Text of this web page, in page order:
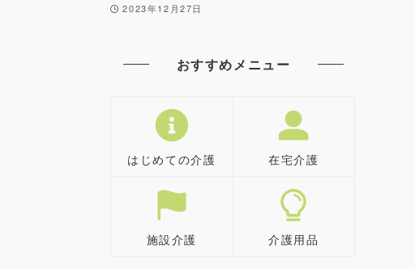
2023年12月27日
おすすめメニュー
はじめての介護 在宅介護
施設介護 介護用品